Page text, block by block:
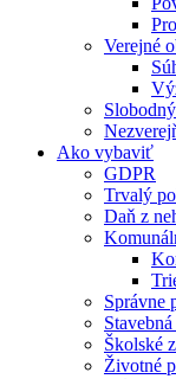
Verejné
Ako vybaviť
GDPR
Trvalý
Daň z
Správne
Školské
Životné